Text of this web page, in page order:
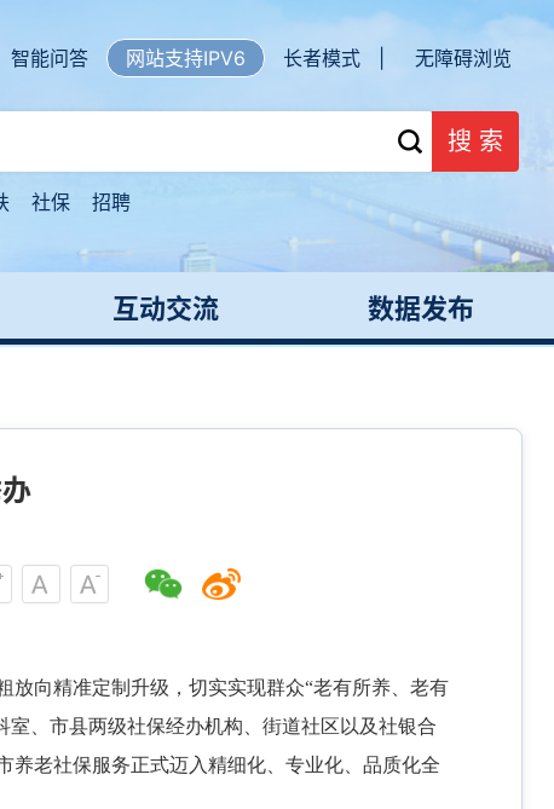
智能问答 网站支持IPV6 长者模式 | 无障碍浏览
搜 索
社保 招聘
互动交流 数据发布
放向精准定制升级，切实实现群众“老有所养、老有
、市县两级社保经办机构、街道社区以及社银合
养老社保服务正式迈入精细化、专业化、品质化全